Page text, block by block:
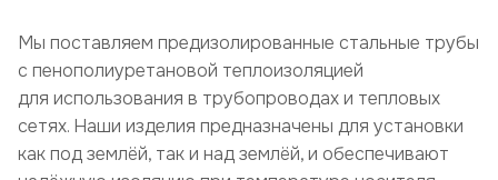
Мы поставляем предизолированные стальные трубы
с пенополиуретановой теплоизоляцией
для использования в трубопроводах и тепловых
сетях. Наши изделия предназначены для установки
как под землёй, так и над землёй, и обеспечивают